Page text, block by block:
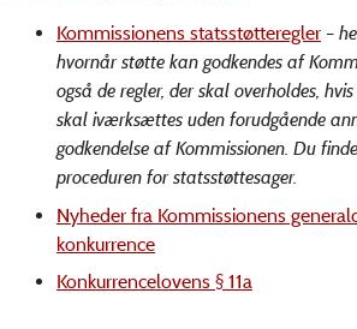
Kommissionens statsstøtteregler –
hvornår støtte kan godkendes af
også de regler, der skal overholdes,
skal iværksættes uden forudgående
godkendelse af Kommissionen. Du
proceduren for statsstøttesager.
Nyheder fra Kommissionens
konkurrence
Konkurrencelovens § 11a